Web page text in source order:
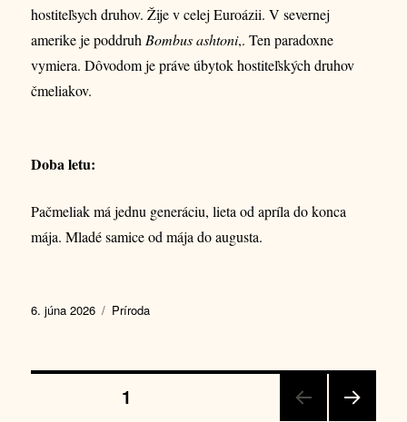
hostiteľsych druhov. Žije v celej Euroázii. V severnej
amerike je poddruh Bombus ashtoni,. Ten paradoxne
vymiera. Dôvodom je práve úbytok hostiteľských druhov
čmeliakov.
Doba letu:
Pačmeliak má jednu generáciu, lieta od apríla do konca
mája. Mladé samice od mája do augusta.
Publikované
6. júna 2026 Kategórie
Príroda
Stránkovanie
STRÁNKA1